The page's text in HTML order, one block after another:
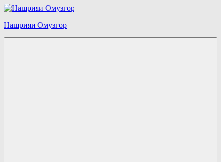
Перейти
содержимому
Нашрияи Омӯзгор